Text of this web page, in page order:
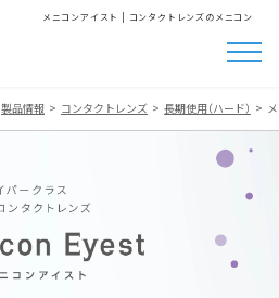
メニコンアイスト | コンタクトレンズのメニコン
製品情報 コンタクトレンズ 長期使用（ハード）